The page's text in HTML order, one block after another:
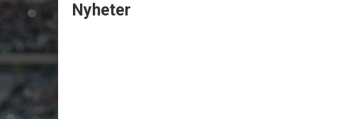
Nyheter